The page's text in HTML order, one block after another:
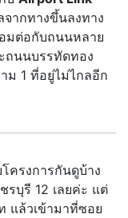
ากทางขึ้นลงทาง
มต่อกับถนนหลาย
ถนนบรรทัดทอง
ม 1 ที่อยู่ไม่ไกลอีก
ครงการกันดูบ้าง
รบุรี 12 เลยค่ะ แต่
แล้วเข้ามาที่ซอย